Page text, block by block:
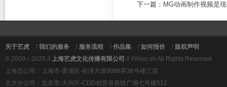
下一篇： MG动画制作视频是
关于艺虎 / 我们的服务 / 服务流程 / 作品集 / 如何报价 / 版权声明
© 2009～2025 // 上海艺虎文化传播有限公司 // YiHoo.sh All Rights Reserved
上海总公司：上海市-青浦区-崧泽大道6066弄36号楼三层
北京分公司：北京市-大兴区-CDD创意港嘉悦广场七号楼512